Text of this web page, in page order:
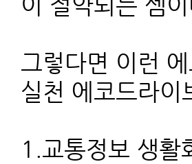
그렇다면 이런
실천 에코드라
1.교통정보 생활